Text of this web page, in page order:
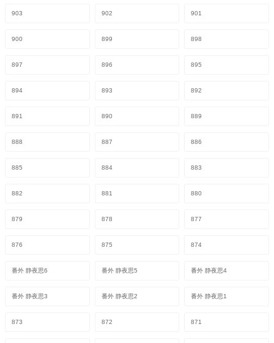
903 902 901
900 899 898
897 896 895
894 893 892
891 890 889
888 887 886
885 884 883
882 881 880
879 878 877
876 875 874
番外 静夜思6 番外 静夜思5 番外 静夜思4
番外 静夜思3 番外 静夜思2 番外 静夜思1
873 872 871